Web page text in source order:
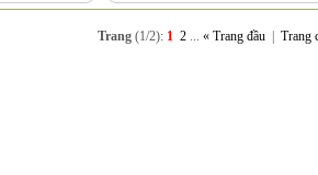
Trang (1/2):1 2 ... « Trang đầu Trang